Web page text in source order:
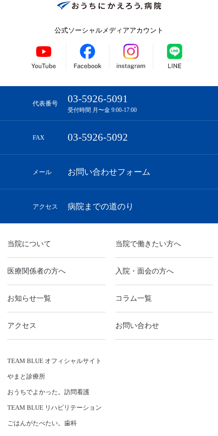
公式ソーシャルメディアアカウント
代表番号 03-5926-5091
受付時間 月〜金 9:00-17:00
FAX 03-5926-5092
メール お問い合わせフォーム
アクセス 病院までの道のり
当院について 当院で働きたい方へ
医療関係者の方へ 入院・面会の方へ
お知らせ一覧 コラム一覧
アクセス お問い合わせ
TEAM BLUE オフィシャルサイト
やまと診療所
おうちでよかった。訪問看護
TEAM BLUE リハビリテーション
ごはんがたべたい。歯科